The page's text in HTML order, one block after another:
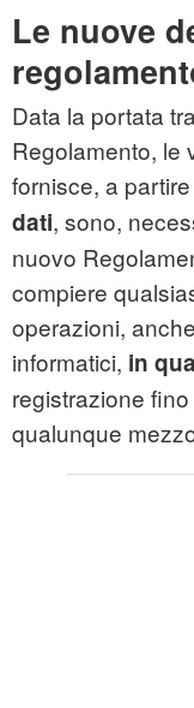
Le nuove
Data la portata
Regolamento, le
fornisce, a
dati, sono,
nuovo
compiere
operazioni,
informatici, in
registrazione
qualunque